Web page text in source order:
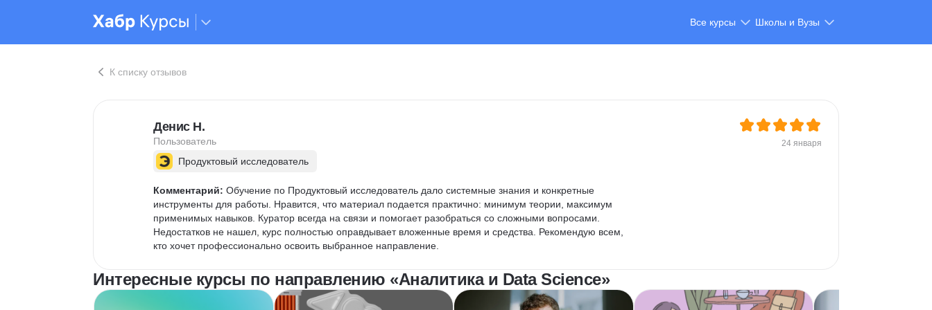
Все курсы Школы и Вузы
К списку отзывов
Денис Н.
Пользователь 24 января
Продуктовый исследователь
Комментарий: Обучение по Продуктовый исследователь дало системные знания и конкретные
инструменты для работы. Нравится, что материал подается практично: минимум теории, максимум
применимых навыков. Куратор всегда на связи и помогает разобраться со сложными вопросами.
Недостатков не нашел, курс полностью оправдывает вложенные время и средства. Рекомендую всем,
кто хочет профессионально освоить выбранное направление.
Интересные курсы по направлению «Аналитика и Data Science»